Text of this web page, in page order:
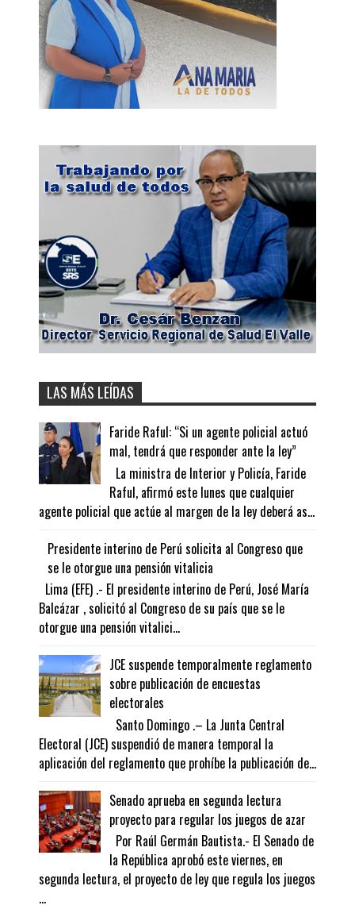
LAS MÁS LEÍDAS
Faride Raful: “Si un agente policial actuó
mal, tendrá que responder ante la ley”
La ministra de Interior y Policía, Faride
Raful, afirmó este lunes que cualquier
agente policial que actúe al margen de la ley deberá as...
Presidente interino de Perú solicita al Congreso que
se le otorgue una pensión vitalicia
Lima (EFE) .- El presidente interino de Perú, José María
Balcázar , solicitó al Congreso de su país que se le
otorgue una pensión vitalici...
JCE suspende temporalmente reglamento
sobre publicación de encuestas
electorales
Santo Domingo .– La Junta Central
Electoral (JCE) suspendió de manera temporal la
aplicación del reglamento que prohíbe la publicación de...
Senado aprueba en segunda lectura
proyecto para regular los juegos de azar
Por Raúl Germán Bautista.- El Senado de
la República aprobó este viernes, en
segunda lectura, el proyecto de ley que regula los juegos
...